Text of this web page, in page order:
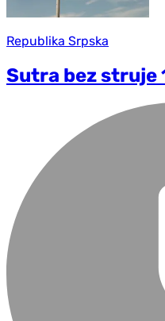
Republika Srpska
Sutra bez struje